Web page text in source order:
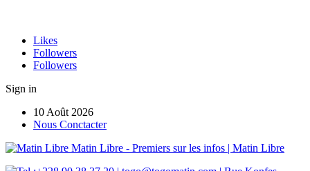
Likes
Followers
Followers
Sign in
10 Août 2026
Nous Conctacter
Matin Libre - Premiers sur les infos | Matin Libre